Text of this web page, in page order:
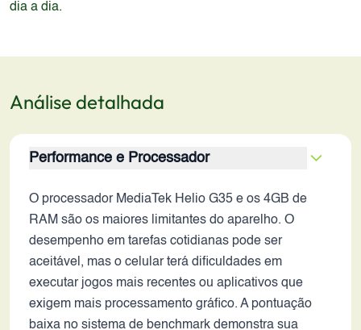
dia a dia.
Análise detalhada
Performance e Processador
O processador MediaTek Helio G35 e os 4GB de
RAM são os maiores limitantes do aparelho. O
desempenho em tarefas cotidianas pode ser
aceitável, mas o celular terá dificuldades em
executar jogos mais recentes ou aplicativos que
exigem mais processamento gráfico. A pontuação
baixa no sistema de benchmark demonstra sua